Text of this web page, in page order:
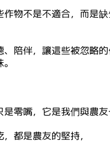
作物不是不適合，而是
、陪伴，讓這些被忽略
零嘴，它是我們與農友
都是農友的堅持，